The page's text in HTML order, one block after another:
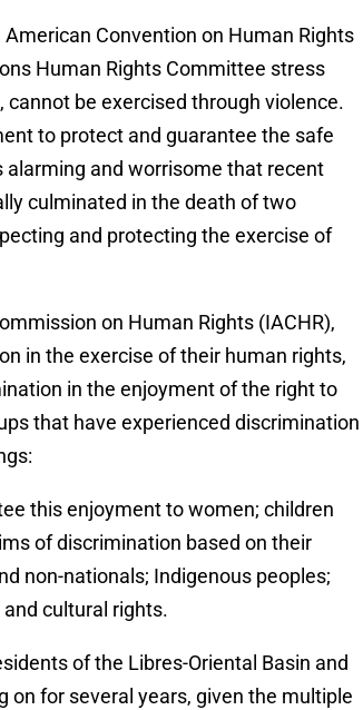
Convention on Human Rights
Human Rights Committee stress
be exercised through violence.
to protect and guarantee the safe
alarming and worrisome that recent
culminated in the death of two
and protecting the exercise of
on Human Rights (IACHR),
in the exercise of their human rights,
in the enjoyment of the right to
that have experienced discrimination
this enjoyment to women; children
of discrimination based on their
non-nationals; Indigenous peoples;
cultural rights.
of the Libres-Oriental Basin and
on for several years, given the multiple